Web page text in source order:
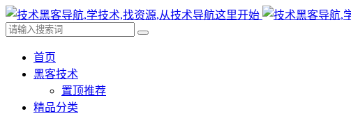
首页
黑客技术
置顶推荐
精品分类